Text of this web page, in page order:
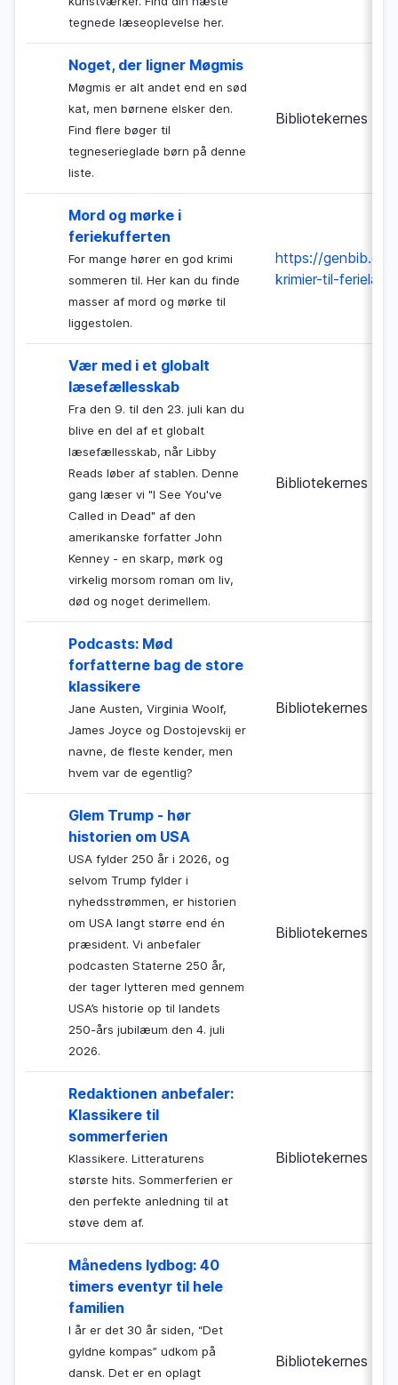
tegnede læseoplevelse her.
Noget, der ligner Møgmis
Møgmis er alt andet end en sød
kat, men børnene elsker den.
Find flere bøger til
tegneserieglade børn på denne
liste.
Bibliotekernes
Mord og mørke i
feriekufferten
For mange hører en god krimi
sommeren til. Her kan du finde
masser af mord og mørke til
liggestolen.
https://genbib.dk/
krimier-til-
Vær med i et globalt
læsefællesskab
Fra den 9. til den 23. juli kan du
blive en del af et globalt
læsefællesskab, når Libby
Reads løber af stablen. Denne
gang læser vi "I See You've
Called in Dead" af den
amerikanske forfatter John
Kenney - en skarp, mørk og
virkelig morsom roman om liv,
død og noget derimellem.
Bibliotekernes
Podcasts: Mød
forfatterne bag de store
klassikere
Jane Austen, Virginia Woolf,
James Joyce og Dostojevskij er
navne, de fleste kender, men
hvem var de egentlig?
Bibliotekernes
Glem Trump - hør
historien om USA
USA fylder 250 år i 2026, og
selvom Trump fylder i
nyhedsstrømmen, er historien
om USA langt større end én
præsident. Vi anbefaler
podcasten Staterne 250 år,
der tager lytteren med gennem
USA’s historie op til landets
250-års jubilæum den 4. juli
2026.
Bibliotekernes
Redaktionen anbefaler:
Klassikere til
sommerferien
Klassikere. Litteraturens
største hits. Sommerferien er
den perfekte anledning til at
støve dem af.
Bibliotekernes
Månedens lydbog: 40
timers eventyr til hele
familien
I år er det 30 år siden, “Det
gyldne kompas” udkom på
dansk. Det er en oplagt
Bibliotekernes